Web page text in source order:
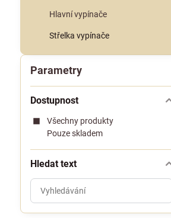
Parametry
Dostupnost
Všechny produkty
Pouze skladem
Hledat text
Prohledat
výsledky
filtru
Hlavní vypínače
Střelka vypínače